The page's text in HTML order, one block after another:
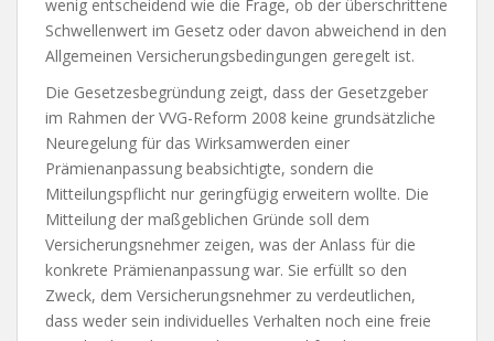
wenig entscheidend wie die Frage, ob der überschrittene
Schwellenwert im Gesetz oder davon abweichend in den
Allgemeinen Versicherungsbedingungen geregelt ist.
Die Gesetzesbegründung zeigt, dass der Gesetzgeber
im Rahmen der VVG-Reform 2008 keine grundsätzliche
Neuregelung für das Wirksamwerden einer
Prämienanpassung beabsichtigte, sondern die
Mitteilungspflicht nur geringfügig erweitern wollte. Die
Mitteilung der maßgeblichen Gründe soll dem
Versicherungsnehmer zeigen, was der Anlass für die
konkrete Prämienanpassung war. Sie erfüllt so den
Zweck, dem Versicherungsnehmer zu verdeutlichen,
dass weder sein individuelles Verhalten noch eine freie